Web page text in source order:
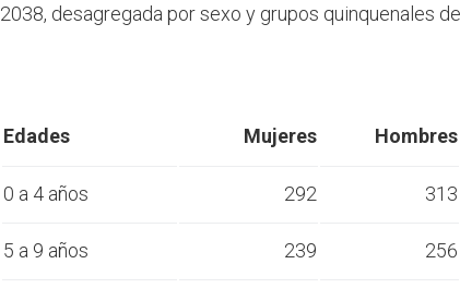
2038, desagregada por sexo y grupos quinquenales
Edades Mujeres Hombres
0 a 4 años 292 313
5 a 9 años 239 256